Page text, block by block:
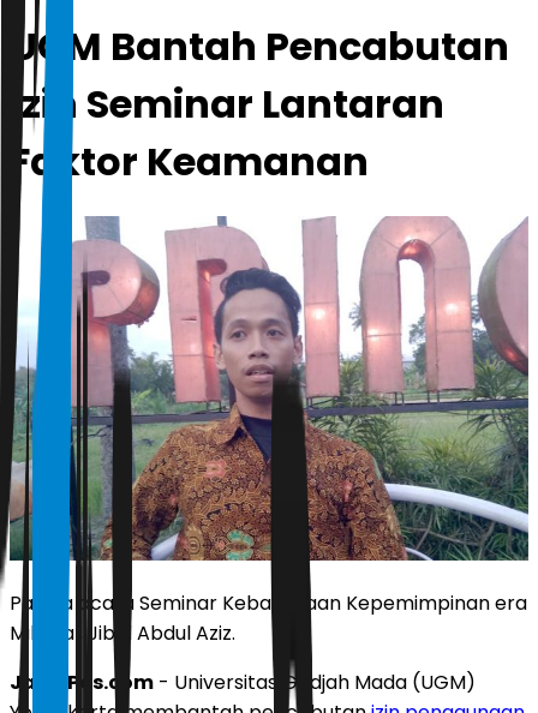
UGM Bantah Pencabutan
Izin Seminar Lantaran
Faktor Keamanan
Panitia acara Seminar Kebangsaan Kepemimpinan era
Milenial, Jibril Abdul Aziz.
JawaPos.com - Universitas Gadjah Mada (UGM)